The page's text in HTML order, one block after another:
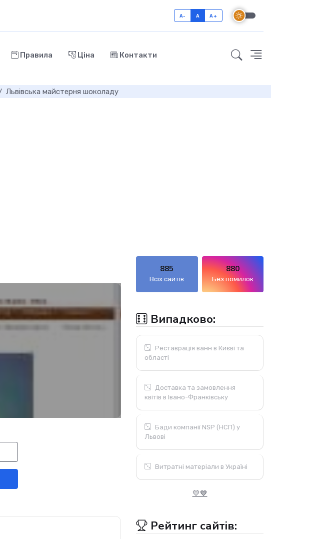
A- A A+
Правила Ціна Контакти
Львівська майстерня шоколаду
885
Всіх сайтів
880
Без помилок
Випадково:
Реставрація ванн в Києві та
області
Доставка та замовлення
квітів в Івано-Франківську
Бади компанії NSP (НСП) у
Львові
Витратні матеріали в Україні
💛💙
Рейтинг сайтів: